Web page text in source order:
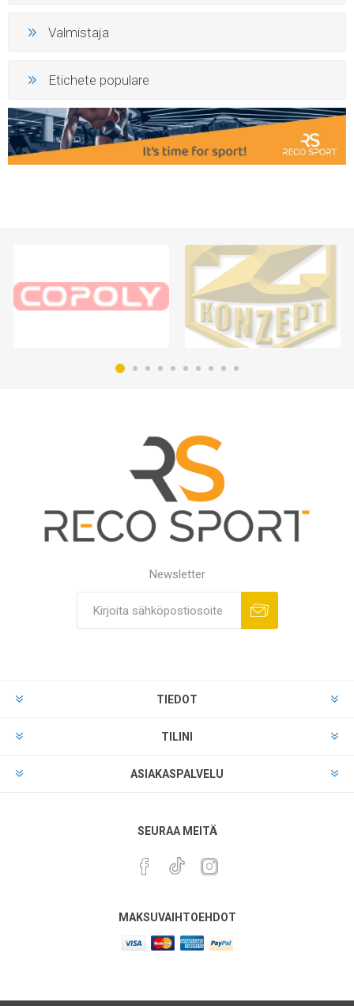
Valmistaja
Etichete populare
Newsletter
TIEDOT
TILINI
ASIAKASPALVELU
SEURAA MEITÄ
MAKSUVAIHTOEHDOT